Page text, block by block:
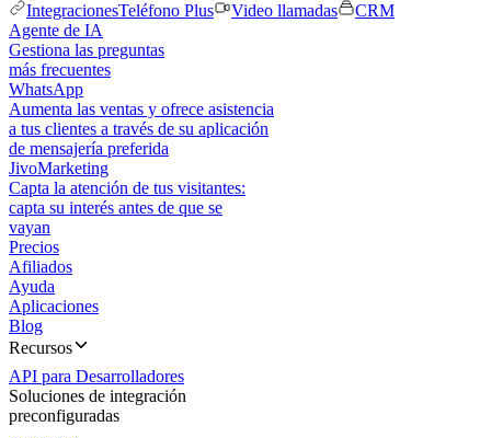
IntegracionesTeléfono Plus Video llamadas
CRM
Agente de IA
Gestiona las preguntas
más frecuentes
WhatsApp
Aumenta las ventas y ofrece asistencia
a tus clientes a través de su aplicación
de mensajería preferida
JivoMarketing
Capta la atención de tus visitantes:
capta su interés antes de que se
vayan
Precios
Afiliados
Ayuda
Aplicaciones
Blog
Recursos
API para Desarrolladores
Soluciones de integración
preconfiguradas